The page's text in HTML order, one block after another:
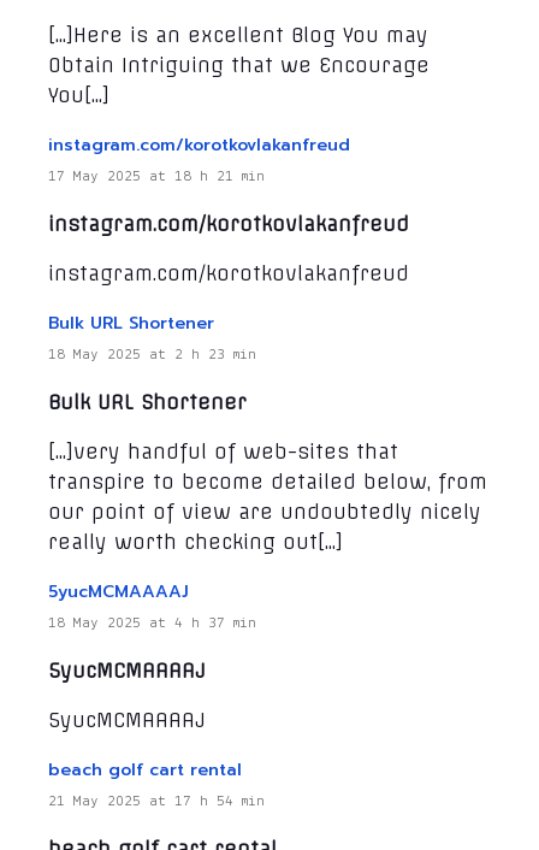
[…]Here is an excellent Blog You may
Obtain Intriguing that we Encourage
You[…]
instagram.com/korotkovlakanfreud
17 May 2025 at 18 h 21 min
instagram.com/korotkovlakanfreud
instagram.com/korotkovlakanfreud
Bulk URL Shortener
18 May 2025 at 2 h 23 min
Bulk URL Shortener
[…]very handful of web-sites that
transpire to become detailed below, from
our point of view are undoubtedly nicely
really worth checking out[…]
5yucMCMAAAAJ
18 May 2025 at 4 h 37 min
5yucMCMAAAAJ
5yucMCMAAAAJ
beach golf cart rental
21 May 2025 at 17 h 54 min